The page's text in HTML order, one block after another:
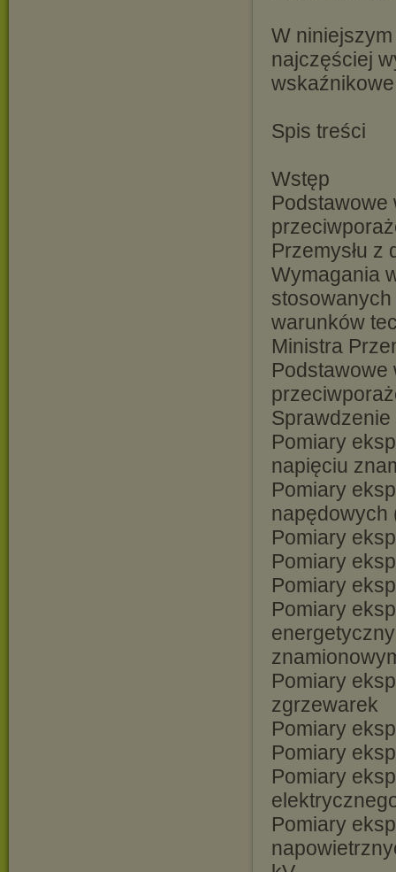
W
najczęściej
Spis treści
Wstęp
Przemysłu
Wymagania
warunków
Ministra
Pomiary
napięciu
Pomiary
napędowych
Pomiary
Pomiary
Pomiary
Pomiary
Pomiary
zgrzewarek
Pomiary
Pomiary
Pomiary
Pomiary